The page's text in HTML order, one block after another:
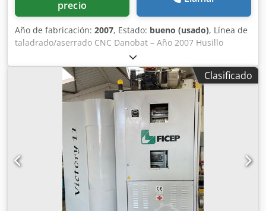
precio
Año de fabricación: 2007, Estado: bueno (usado), Línea de
taladrado/aserrado CNC Danobat – Año 2007 Husillo
giratorio único. Rodillos de alimentación de entrada de 18
metros. Rodillos de descarga de salida de 12 metros.
Sistema de alimentación con mordazas de sujeción.
Csdpfxsig T Ame Ag Toha Transferencias transversales de
alimentación de entrada. Transferencias transversales de
descarga de salida. Capacidad de 750 mm. Capacidad de
corte: Capacidad de corte circular (sin mordazas verticales,
ángulo de 0 grados): 520 mm. Capacidad de corte
rectangular (sin mordazas verticales, ángulo de 0 grados):
700 mm x 500 mm. Capacidad máxima con mordazas
verticales: 700 x 500 mm. Capacidad de corte circular con
giro de 45 grados: 450 mm. Capacidad de corte
rectangular con giro de 45 grados: 450 x 500 mm.
Clasificado